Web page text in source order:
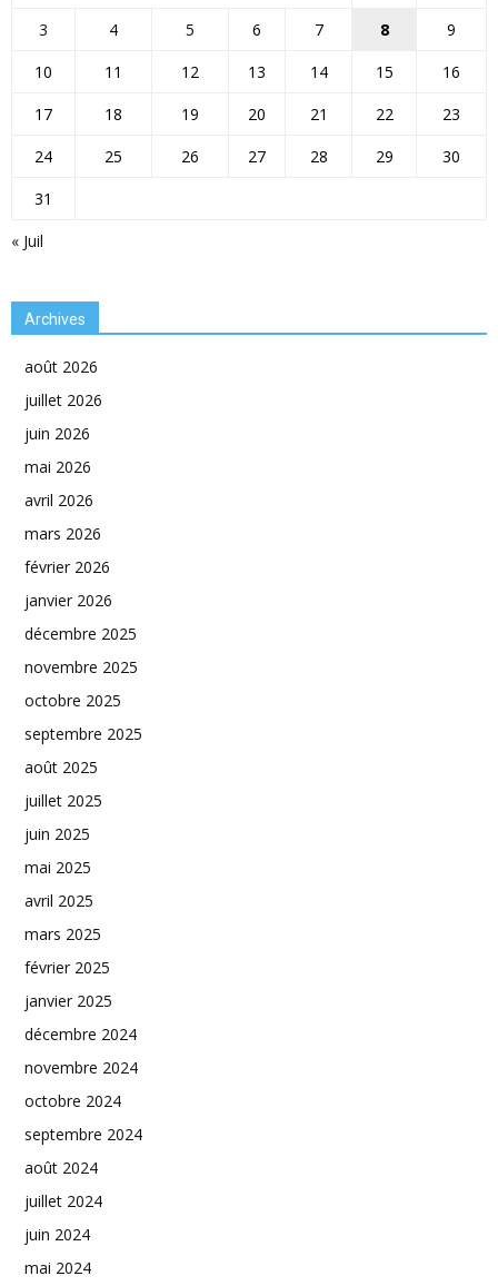
« Juil
3
4 5 6 7 8
9
10
11 12 13 14 15
16
17
18 19 20 21 22
23
24
25 26 27 28 29
30
31
Archives
août 2026
juillet 2026
juin 2026
mai 2026
avril 2026
mars 2026
février 2026
janvier 2026
décembre 2025
novembre 2025
octobre 2025
septembre 2025
août 2025
juillet 2025
juin 2025
mai 2025
avril 2025
mars 2025
février 2025
janvier 2025
décembre 2024
novembre 2024
octobre 2024
septembre 2024
août 2024
juillet 2024
juin 2024
mai 2024